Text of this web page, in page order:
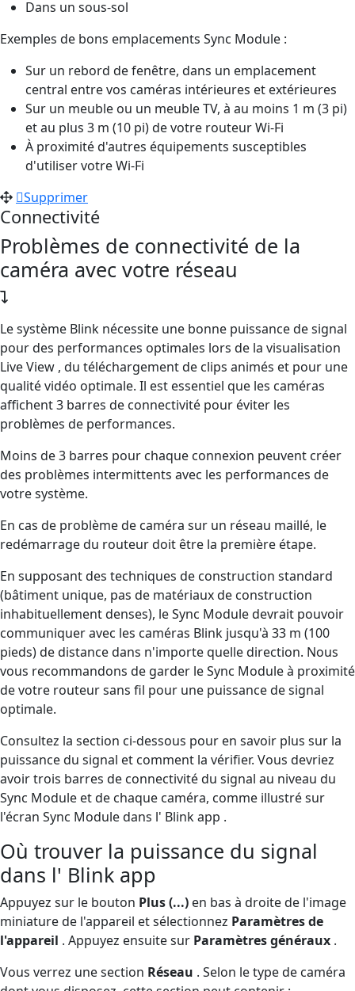
Dans un sous-sol
Exemples de bons emplacements Sync Module :
Sur un rebord de fenêtre, dans un emplacement
central entre vos caméras intérieures et extérieures
Sur un meuble ou un meuble TV, à au moins 1 m (3 pi)
et au plus 3 m (10 pi) de votre routeur Wi-Fi
À proximité d'autres équipements susceptibles
d'utiliser votre Wi-Fi
Supprimer
Connectivité
Problèmes de connectivité de la
caméra avec votre réseau
Le système Blink nécessite une bonne puissance de signal
pour des performances optimales lors de la visualisation
Live View , du téléchargement de clips animés et pour une
qualité vidéo optimale. Il est essentiel que les caméras
affichent 3 barres de connectivité pour éviter les
problèmes de performances.
Moins de 3 barres pour chaque connexion peuvent créer
des problèmes intermittents avec les performances de
votre système.
En cas de problème de caméra sur un réseau maillé, le
redémarrage du routeur doit être la première étape.
En supposant des techniques de construction standard
(bâtiment unique, pas de matériaux de construction
inhabituellement denses), le Sync Module devrait pouvoir
communiquer avec les caméras Blink jusqu'à 33 m (100
pieds) de distance dans n'importe quelle direction. Nous
vous recommandons de garder le Sync Module à proximité
de votre routeur sans fil pour une puissance de signal
optimale.
Consultez la section ci-dessous pour en savoir plus sur la
puissance du signal et comment la vérifier. Vous devriez
avoir trois barres de connectivité du signal au niveau du
Sync Module et de chaque caméra, comme illustré sur
l'écran Sync Module dans l' Blink app .
Où trouver la puissance du signal
dans l' Blink app
Appuyez sur le bouton Plus(...) en bas à droite de l'image
miniature de l'appareil et sélectionnez Paramètres de
l'appareil . Appuyez ensuite sur Paramètres généraux .
Vous verrez une section Réseau . Selon le type de caméra